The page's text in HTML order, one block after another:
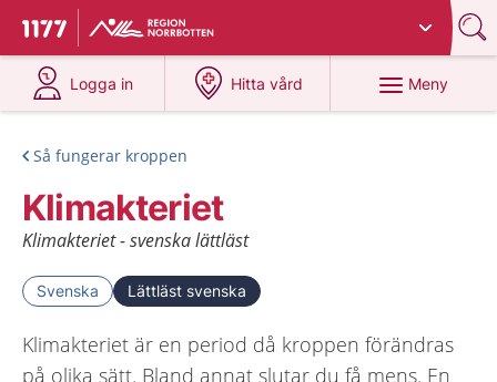
Till startsidan för 1177
Du har valt region
Logga in
på 1177.se
Hitta vård
på 1177.se
Meny
Så fungerar kroppen
Klimakteriet
Klimakteriet - svenska lättläst
Svenska Lättläst svenska
Klimakteriet är en period då kroppen förändras
på olika sätt. Bland annat slutar du få mens. En